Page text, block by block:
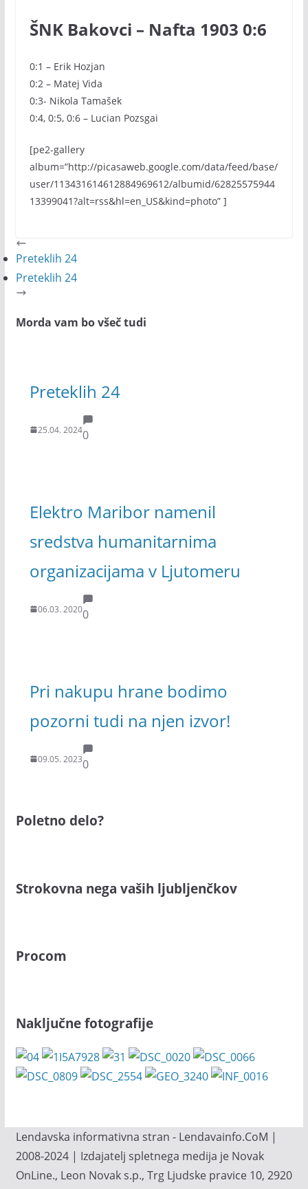
ŠNK Bakovci – Nafta 1903 0:6
0:1 – Erik Hozjan
0:2 – Matej Vida
0:3- Nikola Tamašek
0:4, 0:5, 0:6 – Lucian Pozsgai
[pe2-gallery
album=”http://picasaweb.google.com/data/feed/base/
user/113431614612884969612/albumid/62825575944
13399041?alt=rss&hl=en_US&kind=photo” ]
Preteklih 24
Preteklih 24
Morda vam bo všeč tudi
Preteklih 24
25.04. 20240
Elektro Maribor namenil
sredstva humanitarnima
organizacijama v Ljutomeru
06.03. 20200
Pri nakupu hrane bodimo
pozorni tudi na njen izvor!
09.05. 20230
Poletno delo?
Strokovna nega vaših ljubljenčkov
Procom
Naključne fotografije
Lendavska informativna stran - Lendavainfo.CoM |
2008-2024 | Izdajatelj spletnega medija je Novak
OnLine., Leon Novak s.p., Trg Ljudske pravice 10, 2920